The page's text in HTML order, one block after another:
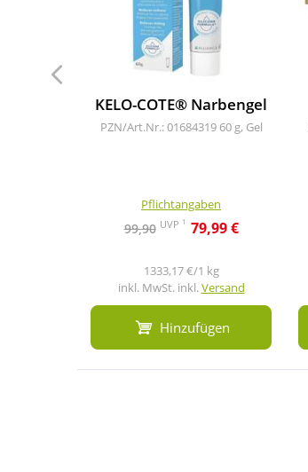
KELO-COTE® Narbengel
PZN/Art.Nr.: 01684319 60 g, Gel
Pflichtangaben
99,90 UVP 1 79,99 €
1333,17 €/1 kg
inkl. MwSt. inkl.Versand
Hinzufügen